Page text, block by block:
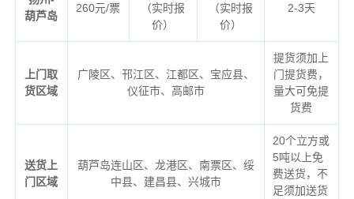
葫芦岛
260元/票
（实时报
价）
（实时报
价）
2-3天
上门取
货区域
广陵区、邗江区、江都区、宝应县、
仪征市、高邮市
提货须加上
门提货费，
量大可免提
货费
送货上
门区域
葫芦岛连山区、龙港区、南票区、绥
中县、建昌县、兴城市
20个立方或
5吨以上免
费送货，不
足须加送货